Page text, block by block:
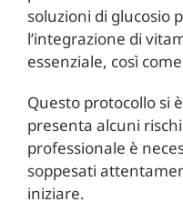
soluzioni di glucosio
l’integrazione di
essenziale, così
Questo protocollo si
presenta alcuni
professionale è
soppesati
iniziare.